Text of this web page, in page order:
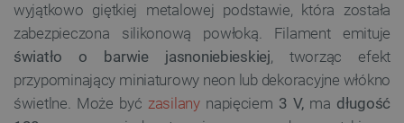
wyjątkowo giętkiej metalowej podstawie, która została
zabezpieczona silikonową powłoką. Filament emituje
światło o barwie jasnoniebieskiej, tworząc efekt
przypominający miniaturowy neon lub dekoracyjne włókno
świetlne. Może być zasilanynapięciem 3 V,ma długość